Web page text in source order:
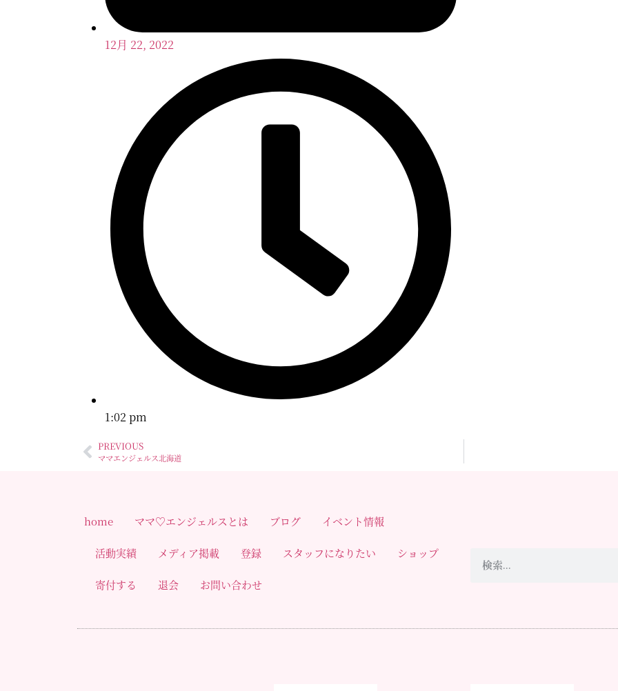
12月 22, 2022
1:02 pm
PREVIOUS
ママエンジェルス北海道
home ママ♡エンジェルスとは ブログ イベント情報
活動実績 メディア掲載 登録 スタッフになりたい ショップ
寄付する 退会 お問い合わせ